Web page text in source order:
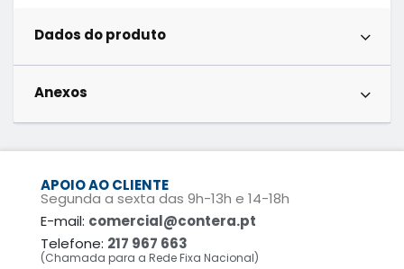
Dados do produto
Anexos
APOIO AO CLIENTE
Segunda a sexta das 9h-13h e 14-18h
E-mail: comercial@contera.pt
Telefone: 217 967 663
(Chamada para a Rede Fixa Nacional)